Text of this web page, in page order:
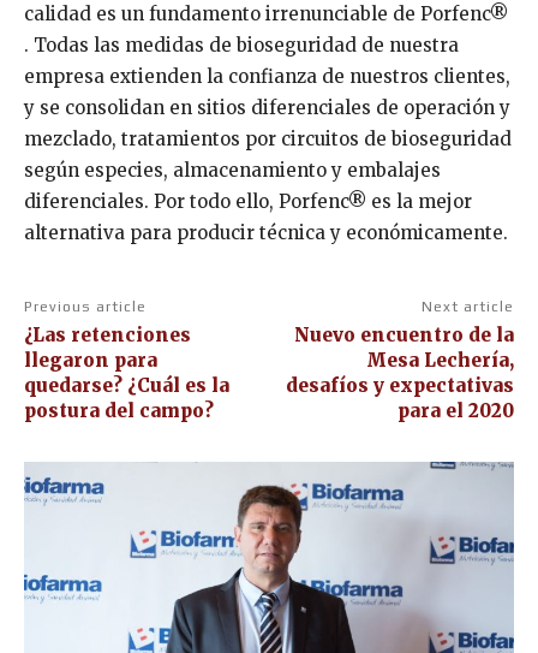
calidad es un fundamento irrenunciable de Porfenc®
. Todas las medidas de bioseguridad de nuestra
empresa extienden la confianza de nuestros clientes,
y se consolidan en sitios diferenciales de operación y
mezclado, tratamientos por circuitos de bioseguridad
según especies, almacenamiento y embalajes
diferenciales. Por todo ello, Porfenc® es la mejor
alternativa para producir técnica y económicamente.
Previous article
¿Las retenciones
llegaron para
quedarse? ¿Cuál es la
postura del campo?
Next article
Nuevo encuentro de la
Mesa Lechería,
desafíos y expectativas
para el 2020